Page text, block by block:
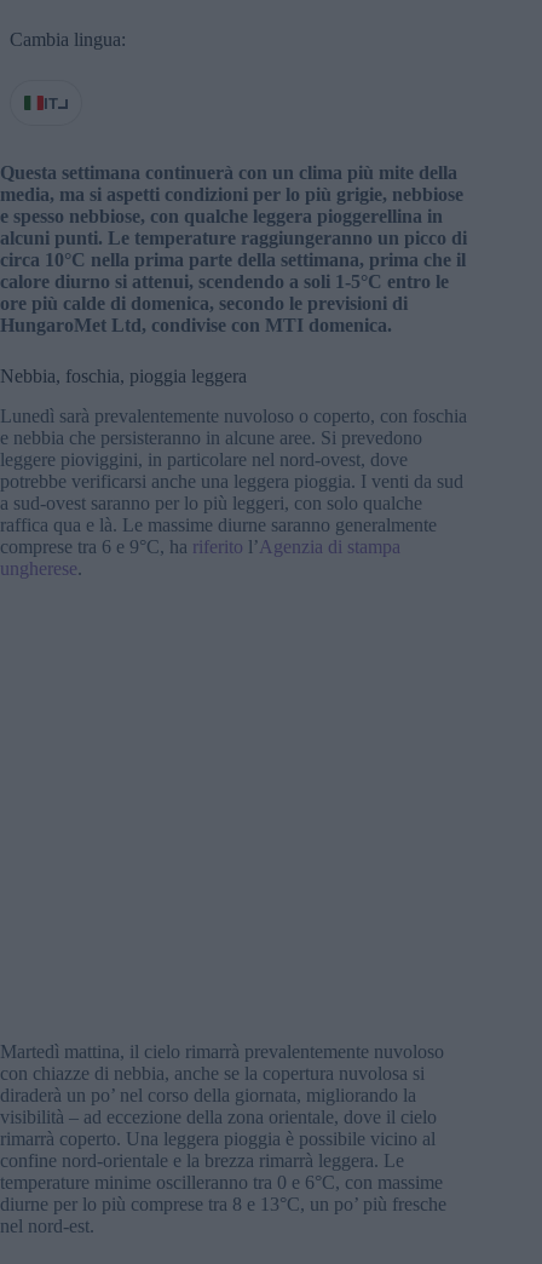
Cambia lingua:
IT
Questa settimana continuerà con un clima più mite della
media, ma si aspetti condizioni per lo più grigie, nebbiose
e spesso nebbiose, con qualche leggera pioggerellina in
alcuni punti. Le temperature raggiungeranno un picco di
circa 10°C nella prima parte della settimana, prima che il
calore diurno si attenui, scendendo a soli 1-5°C entro le
ore più calde di domenica, secondo le previsioni di
HungaroMet Ltd, condivise con MTI domenica.
Nebbia, foschia, pioggia leggera
Lunedì sarà prevalentemente nuvoloso o coperto, con foschia
e nebbia che persisteranno in alcune aree. Si prevedono
leggere pioviggini, in particolare nel nord-ovest, dove
potrebbe verificarsi anche una leggera pioggia. I venti da sud
a sud-ovest saranno per lo più leggeri, con solo qualche
raffica qua e là. Le massime diurne saranno generalmente
comprese tra 6 e 9°C, ha riferito l’Agenzia di stampa
ungherese.
Martedì mattina, il cielo rimarrà prevalentemente nuvoloso
con chiazze di nebbia, anche se la copertura nuvolosa si
diraderà un po’ nel corso della giornata, migliorando la
visibilità – ad eccezione della zona orientale, dove il cielo
rimarrà coperto. Una leggera pioggia è possibile vicino al
confine nord-orientale e la brezza rimarrà leggera. Le
temperature minime oscilleranno tra 0 e 6°C, con massime
diurne per lo più comprese tra 8 e 13°C, un po’ più fresche
nel nord-est.